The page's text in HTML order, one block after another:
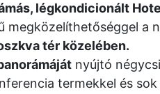
légkondicionált
megközelíthetőséggel a
tér közelében.
nyújtó
termekkel és